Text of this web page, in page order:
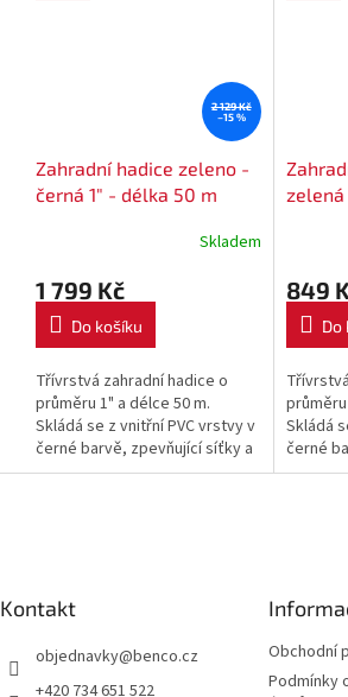
2 129 Kč
–15 %
Zahradní hadice zeleno -
černá 1" - délka 50 m
Skladem
1 799 Kč
Do košíku
Třívrstvá zahradní hadice o
průměru 1" a délce 50 m.
Skládá se z vnitřní PVC vrstvy v
černé barvě, zpevňující síťky a
svrchní zelené PVC vrstvy.
zelená
849
Do
Skládá
černé
svrchní
Kontakt
objednavky@benco.cz
+420 734 651 522
Obchodní
Podmínky